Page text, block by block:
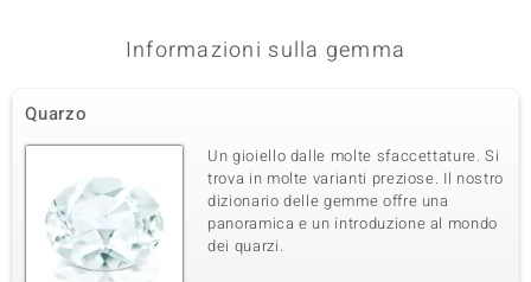
Informazioni sulla gemma
Quarzo
Un gioiello dalle molte sfaccettature. Si
trova in molte varianti preziose. Il nostro
dizionario delle gemme offre una
panoramica e un introduzione al mondo
dei quarzi.